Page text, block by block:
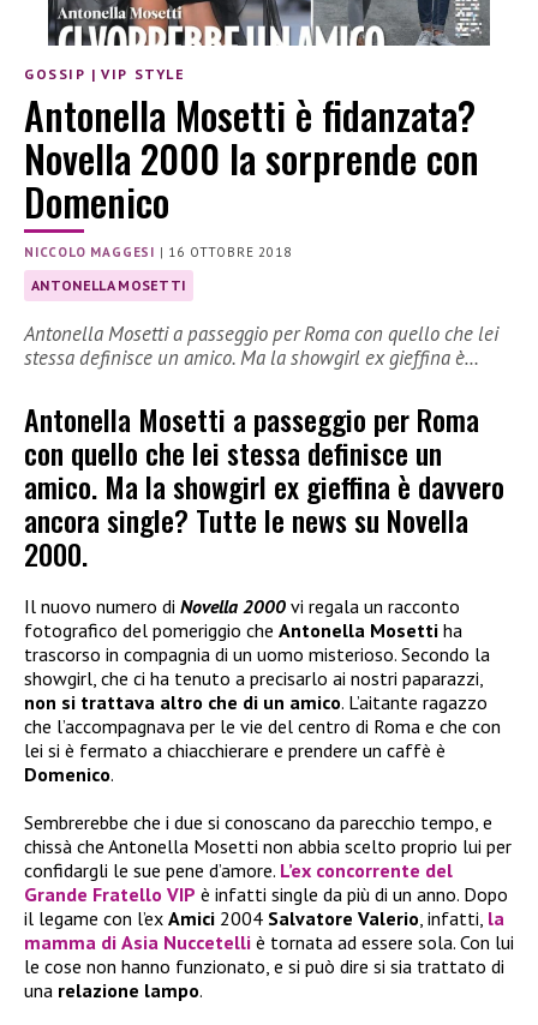
GOSSIP |VIP STYLE
Antonella Mosetti è fidanzata?
Novella 2000 la sorprende con
Domenico
NICCOLO MAGGESI | 16 OTTOBRE 2018
ANTONELLA MOSETTI
Antonella Mosetti a passeggio per Roma con quello che lei
stessa definisce un amico. Ma la showgirl ex gieffina è…
Antonella Mosetti a passeggio per Roma
con quello che lei stessa definisce un
amico. Ma la showgirl ex gieffina è davvero
ancora single? Tutte le news su Novella
2000.
Il nuovo numero di Novella 2000 vi regala un racconto
fotografico del pomeriggio che Antonella Mosetti ha
trascorso in compagnia di un uomo misterioso. Secondo la
showgirl, che ci ha tenuto a precisarlo ai nostri paparazzi,
non si trattava altro che di un amico. L’aitante ragazzo
che l’accompagnava per le vie del centro di Roma e che con
lei si è fermato a chiacchierare e prendere un caffè è
Domenico.
Sembrerebbe che i due si conoscano da parecchio tempo, e
chissà che Antonella Mosetti non abbia scelto proprio lui per
confidargli le sue pene d’amore. L’ex concorrente del
Grande Fratello VIP è infatti single da più di un anno. Dopo
il legame con l’ex Amici 2004 Salvatore Valerio , infatti, la
mamma di Asia Nuccetelli è tornata ad essere sola. Con lui
le cose non hanno funzionato, e si può dire si sia trattato di
una relazione lampo.